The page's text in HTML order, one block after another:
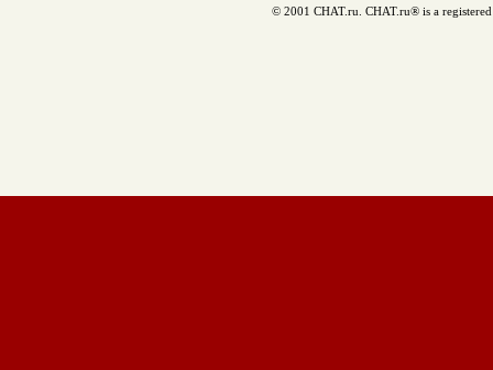
© 2001 CHAT.ru. CHAT.ru® is a